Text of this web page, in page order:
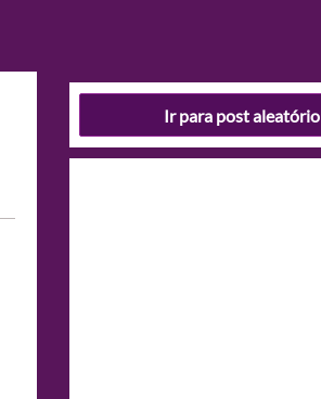
Ir para post aleatório